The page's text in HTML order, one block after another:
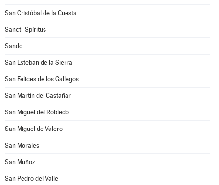
San Cristóbal de la Cuesta
Sancti-Spíritus
Sando
San Esteban de la Sierra
San Felices de los Gallegos
San Martín del Castañar
San Miguel del Robledo
San Miguel de Valero
San Morales
San Muñoz
San Pedro del Valle